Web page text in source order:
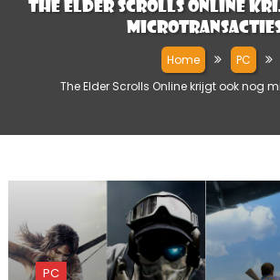
The Elder Scrolls Online
Home
PC
The Elder Scrolls Online krijgt ook nog
PC